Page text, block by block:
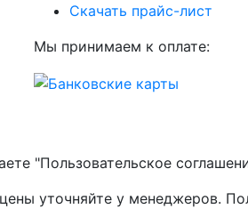
Скачать прайс-лист
Мы принимаем к оплате:
"Пользовательское
уточняйте у менеджеров.